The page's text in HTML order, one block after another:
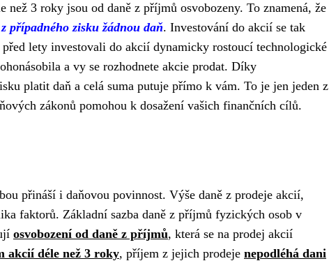
3 roky jsou od daně z příjmů osvobozeny. To znamená, že
případného zisku žádnou daň. Investování do akcií se tak
lety investovali do akcií dynamicky rostoucí technologické
a vy se rozhodnete akcie prodat. Díky
platit daň a celá suma putuje přímo k vám. To je jen jeden z
zákonů pomohou k dosažení vašich finančních cílů.
přináší i daňovou povinnost. Výše daně z prodeje akcií,
faktorů. Základní sazba daně z příjmů fyzických osob v
osvobození od daně z příjmů, která se na prodej akcií
akcií déle než 3 roky, příjem z jejich prodeje nepodléhá dani